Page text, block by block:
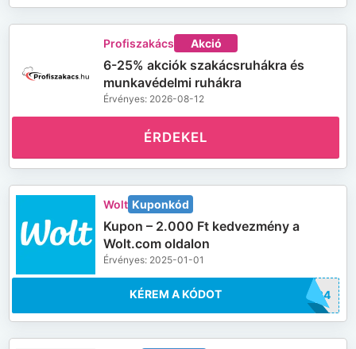
Profiszakács Akció
6-25% akciók szakácsruhákra és
munkavédelmi ruhákra
Érvényes: 2026-08-12
ÉRDEKEL
Wolt Kuponkód
Kupon – 2.000 Ft kedvezmény a
Wolt.com oldalon
Érvényes: 2025-01-01
UN24
KÉREM A KÓDOT